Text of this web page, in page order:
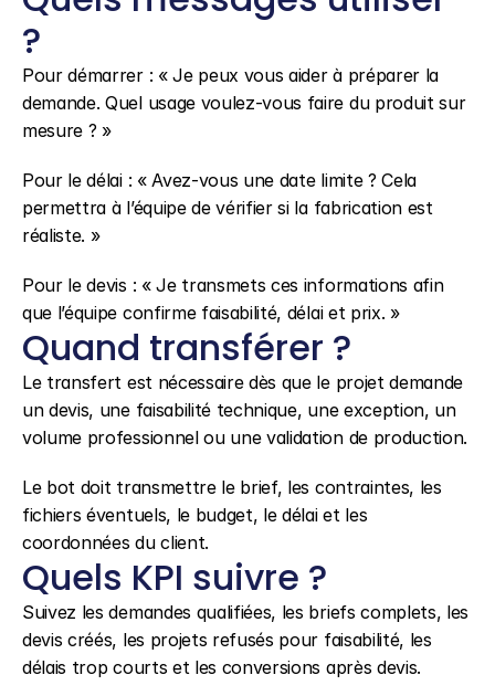
?
Pour démarrer : « Je peux vous aider à préparer la
demande. Quel usage voulez-vous faire du produit sur
mesure ? »
Pour le délai : « Avez-vous une date limite ? Cela
permettra à l’équipe de vérifier si la fabrication est
réaliste. »
Pour le devis : « Je transmets ces informations afin
que l’équipe confirme faisabilité, délai et prix. »
Quand transférer ?
Le transfert est nécessaire dès que le projet demande
un devis, une faisabilité technique, une exception, un
volume professionnel ou une validation de production.
Le bot doit transmettre le brief, les contraintes, les
fichiers éventuels, le budget, le délai et les
coordonnées du client.
Quels KPI suivre ?
Suivez les demandes qualifiées, les briefs complets, les
devis créés, les projets refusés pour faisabilité, les
délais trop courts et les conversions après devis.